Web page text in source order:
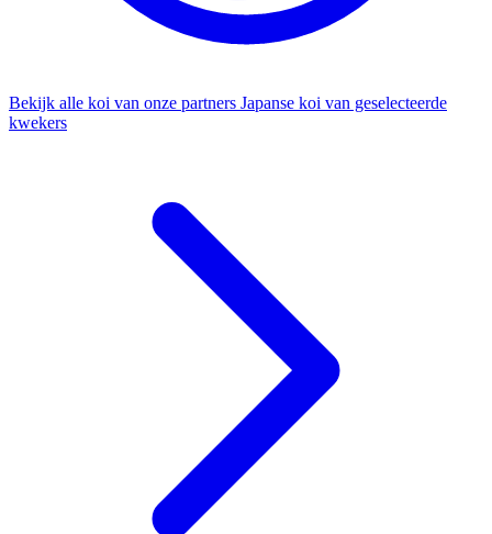
Bekijk alle koi van onze partners Japanse koi van geselecteerde
kwekers